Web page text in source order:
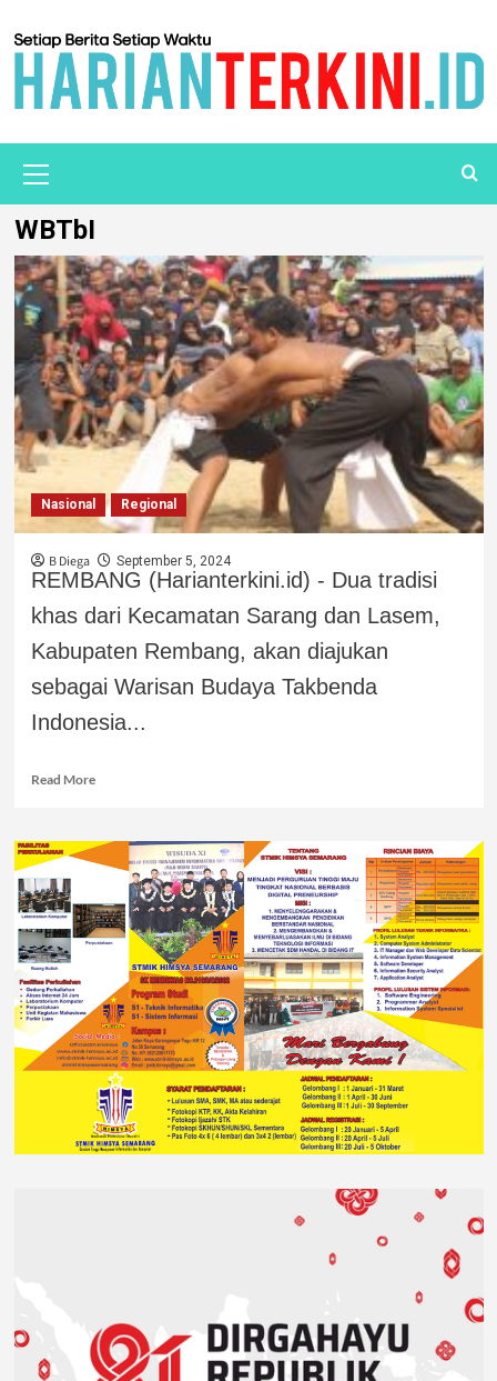
WBTbI
Nasional Regional
B Diega September 5, 2024
REMBANG (Harianterkini.id) - Dua tradisi
khas dari Kecamatan Sarang dan Lasem,
Kabupaten Rembang, akan diajukan
sebagai Warisan Budaya Takbenda
Indonesia...
Read More